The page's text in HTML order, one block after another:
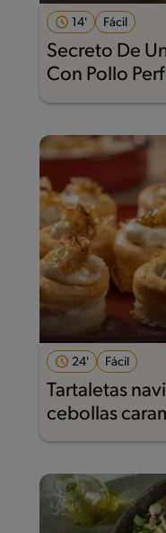
14' Fácil
Secreto De
Con Pollo
24' Fácil
Tartaletas
cebollas